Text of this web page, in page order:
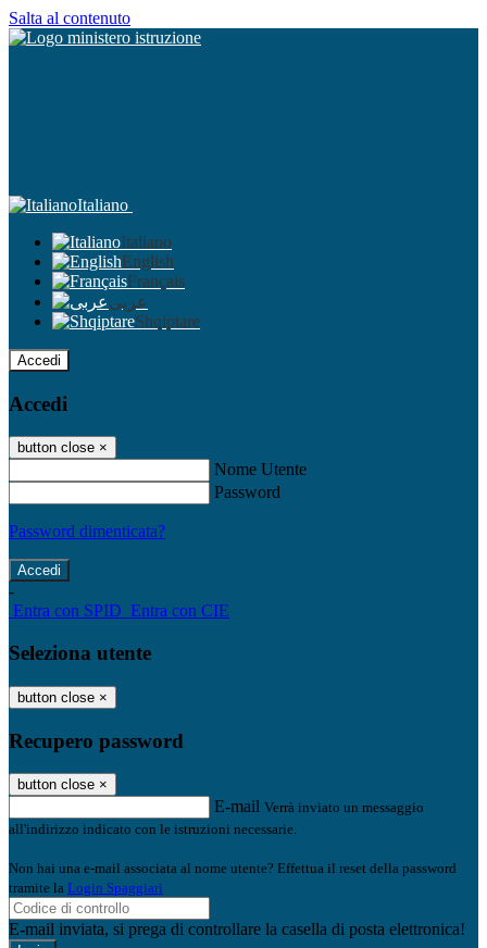
Salta al contenuto
Italiano
Italiano
English
Français
عربى
Shqiptare
Accedi
Accedi
button close ×
Nome Utente
Password
Password dimenticata?
-
Entra con SPID Entra con CIE
Seleziona utente
button close ×
Recupero password
button close ×
E-mail Verrà inviato un messaggio
all'indirizzo indicato con le istruzioni necessarie.
Non hai una e-mail associata al nome utente? Effettua il reset della password
tramite la Login Spaggiari
E-mail inviata, si prega di controllare la casella di posta elettronica!